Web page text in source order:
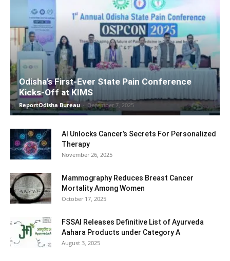
Odisha’s First-Ever State Pain Conference
Kicks-Off at KIMS
ReportOdisha Bureau - December 7, 2025
AI Unlocks Cancer’s Secrets For Personalized
Therapy
November 26, 2025
Mammography Reduces Breast Cancer
Mortality Among Women
October 17, 2025
FSSAI Releases Definitive List of Ayurveda
Aahara Products under Category A
August 3, 2025